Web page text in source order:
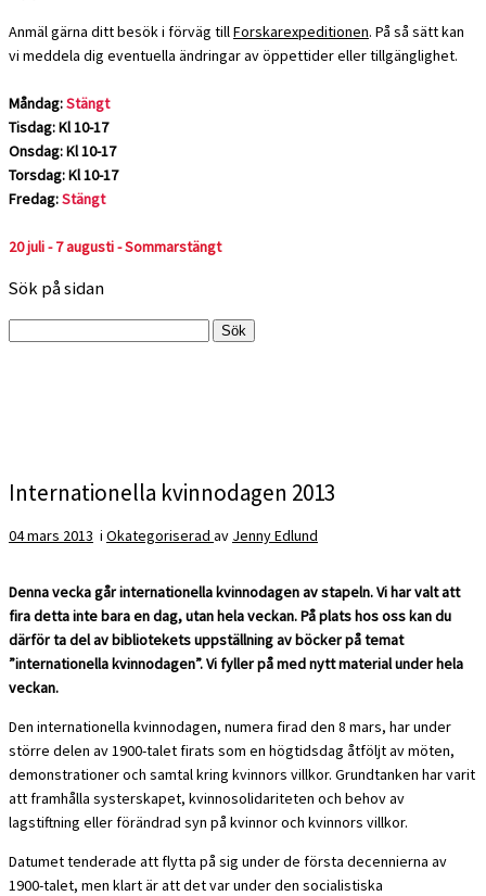
Anmäl gärna ditt besök i förväg tillForskarexpeditionen. På så sätt kan
vi meddela dig eventuella ändringar av öppettider eller tillgänglighet.
Måndag:Stängt
Tisdag: Kl 10-17
Onsdag: Kl 10-17
Torsdag: Kl 10-17
Fredag:Stängt
20 juli - 7 augusti - Sommarstängt
Sök på sidan
Internationella kvinnodagen 2013
04 mars 2013 i Okategoriserad av Jenny Edlund
Denna vecka går internationella kvinnodagen av stapeln. Vi har valt att
fira detta inte bara en dag, utan hela veckan. På plats hos oss kan du
därför ta del av bibliotekets uppställning av böcker på temat
”internationella kvinnodagen”. Vi fyller på med nytt material under hela
veckan.
Den internationella kvinnodagen, numera firad den 8 mars, har under
större delen av 1900-talet firats som en högtidsdag åtföljt av möten,
demonstrationer och samtal kring kvinnors villkor. Grundtanken har varit
att framhålla systerskapet, kvinnosolidariteten och behov av
lagstiftning eller förändrad syn på kvinnor och kvinnors villkor.
Datumet tenderade att flytta på sig under de första decennierna av
1900-talet, men klart är att det var under den socialistiska